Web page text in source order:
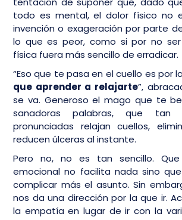
todo es mental, el dolor físico no
invención o exageración por parte
lo que es peor, como si por no
física fuera más sencillo de erradicar.
“Eso que te pasa en el cuello es por
que aprender a relajarte”,
se va. Generoso el mago que te
sanadoras palabras, que
pronunciadas relajan cuellos,
reducen úlceras al instante.
Pero no, no es tan sencillo.
emocional no facilita nada sino
complicar más el asunto. Sin
nos da una dirección por la que ir.
la empatía en lugar de ir con la